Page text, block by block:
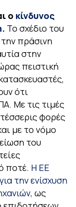
ο κίνδυνος
Το σχέδιο του
πράσινη
στην
πειστική
ότι
Με τις τιμές
φορές
με το νόμο
του
ποτέ. Η ΕΕ
την ενίσχυση
ως